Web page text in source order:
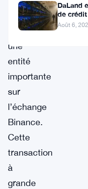
BTC
par
une
entité
importante
sur
l’échange
Binance.
Cette
transaction
à
grande
DaLand
de
actifs
Août 6,